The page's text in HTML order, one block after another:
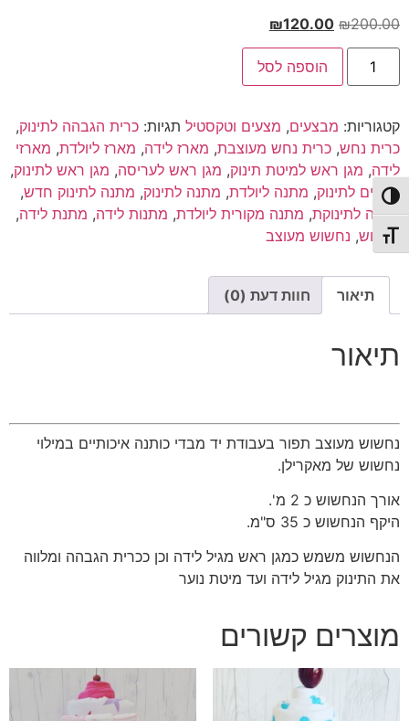
הפעל/כבה ניגודיות גבוהה
מתג גודל גופן
₪200.00
המחיר
המקורי
היה:
₪200.00.
₪120.00
הנוכחי
הוא:
₪120.00.
כמות
נחשוש
ראש
|
וורוד
ירוק
הוספה לסל
קטגוריות: מבצעים, מצעים וטקסטיל תגיות: כרית הגבהה לתינוק,
כרית נחש, כרית נחש מעוצבת, מארז לידה, מארז ליולדת, מארזי
לידה, מגן ראש למיטת תינוק, מגן ראש לעריסה, מגן ראש לתינוק,
מצעים לתינוק, מתנה ליולדת, מתנה לתינוק, מתנה לתינוק חדש,
מתנה לתינוקת, מתנה מקורית ליולדת, מתנות לידה, מתנת לידה,
נחשוש, נחשוש מעוצב
תיאור חוות דעת (0)
תיאור
נחשוש מעוצב תפור בעבודת יד מבדי כותנה איכותיים במילוי
נחשוש של מאקרילן.
אורך הנחשוש כ 2 מ'.
היקף הנחשוש כ 35 ס"מ.
הנחשוש משמש כמגן ראש מגיל לידה וכן ככרית הגבהה ומלווה
את התינוק מגיל לידה ועד מיטת נוער
מוצרים קשורים